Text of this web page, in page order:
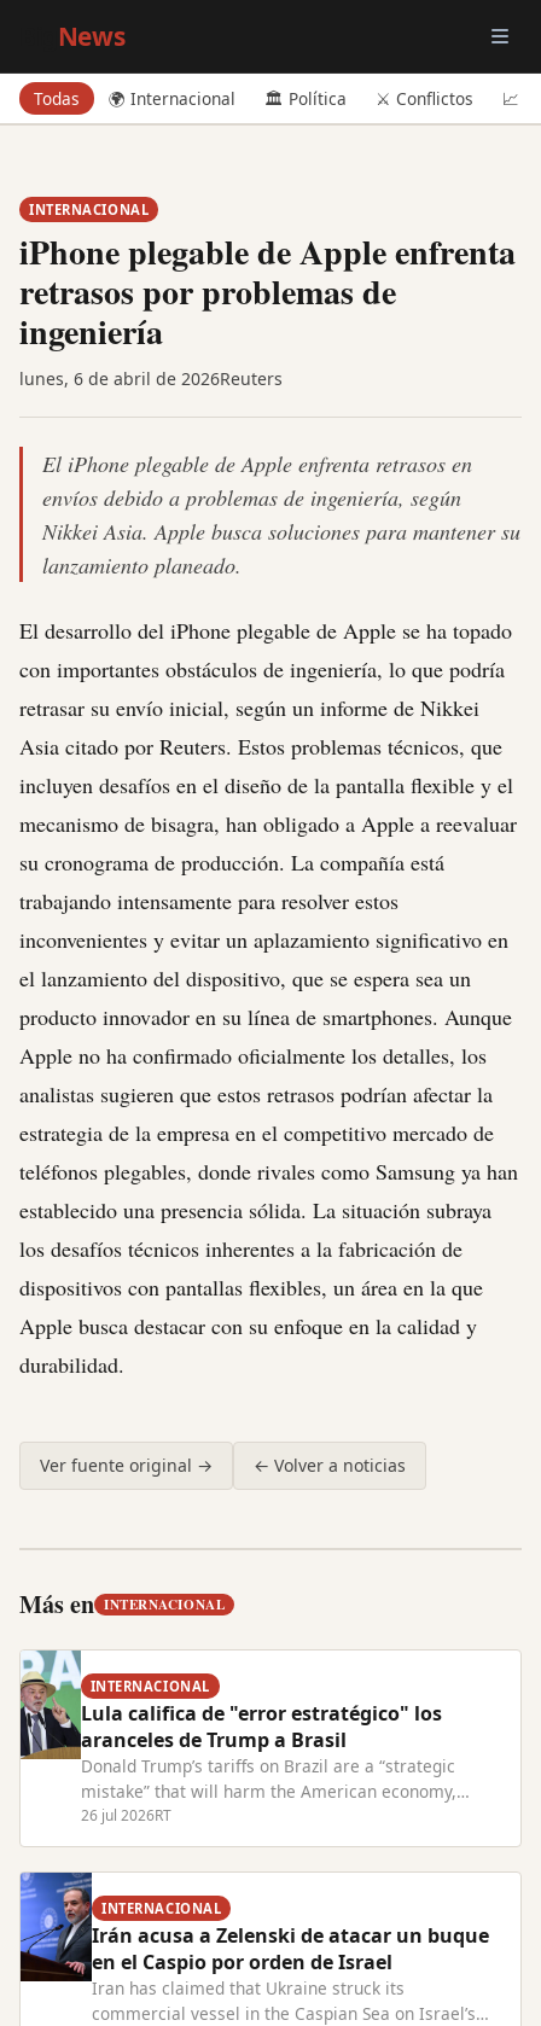
News
Todas 🌍 Internacional 🏛️ Política ⚔️ Conflictos 📈
INTERNACIONAL
iPhone plegable de Apple enfrenta
retrasos por problemas de
ingeniería
lunes, 6 de abril de 2026Reuters
El iPhone plegable de Apple enfrenta retrasos en
envíos debido a problemas de ingeniería, según
Nikkei Asia. Apple busca soluciones para mantener su
lanzamiento planeado.
El desarrollo del iPhone plegable de Apple se ha topado
con importantes obstáculos de ingeniería, lo que podría
retrasar su envío inicial, según un informe de Nikkei
Asia citado por Reuters. Estos problemas técnicos, que
incluyen desafíos en el diseño de la pantalla flexible y el
mecanismo de bisagra, han obligado a Apple a reevaluar
su cronograma de producción. La compañía está
trabajando intensamente para resolver estos
inconvenientes y evitar un aplazamiento significativo en
el lanzamiento del dispositivo, que se espera sea un
producto innovador en su línea de smartphones. Aunque
Apple no ha confirmado oficialmente los detalles, los
analistas sugieren que estos retrasos podrían afectar la
estrategia de la empresa en el competitivo mercado de
teléfonos plegables, donde rivales como Samsung ya han
establecido una presencia sólida. La situación subraya
los desafíos técnicos inherentes a la fabricación de
dispositivos con pantallas flexibles, un área en la que
Apple busca destacar con su enfoque en la calidad y
durabilidad.
Ver fuente original → ← Volver a noticias
Más en INTERNACIONAL
INTERNACIONAL
Lula califica de "error estratégico" los
aranceles de Trump a Brasil
Donald Trump’s tariffs on Brazil are a “strategic
mistake” that will harm the American economy,
President Lula has warned. Read Full Article at
RT.com
26 jul 2026RT
INTERNACIONAL
Irán acusa a Zelenski de atacar un buque
en el Caspio por orden de Israel
Iran has claimed that Ukraine struck its
commercial vessel in the Caspian Sea on Israel’s